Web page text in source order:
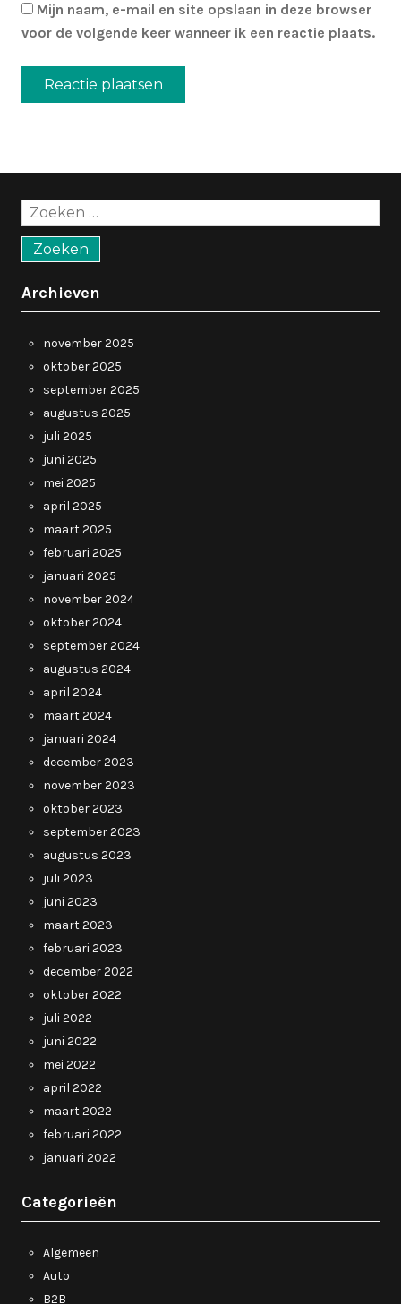
Mijn naam, e-mail en site opslaan in deze browser
voor de volgende keer wanneer ik een reactie plaats.
Zoeken
naar:
Archieven
november 2025
oktober 2025
september 2025
augustus 2025
juli 2025
juni 2025
mei 2025
april 2025
maart 2025
februari 2025
januari 2025
november 2024
oktober 2024
september 2024
augustus 2024
april 2024
maart 2024
januari 2024
december 2023
november 2023
oktober 2023
september 2023
augustus 2023
juli 2023
juni 2023
maart 2023
februari 2023
december 2022
oktober 2022
juli 2022
juni 2022
mei 2022
april 2022
maart 2022
februari 2022
januari 2022
Categorieën
Algemeen
Auto
B2B